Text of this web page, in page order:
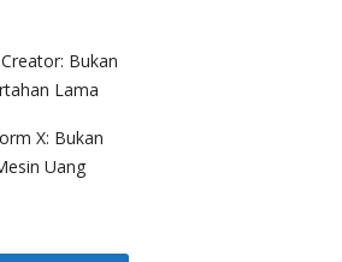
Bukan
Lama
X: Bukan
Uang